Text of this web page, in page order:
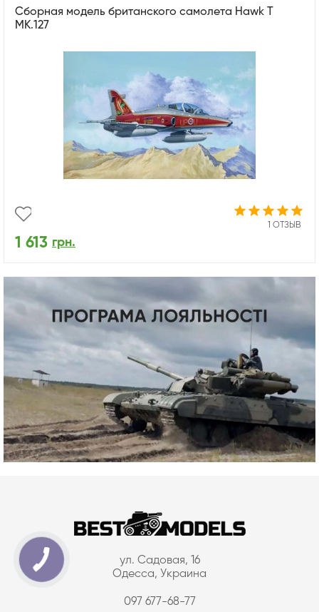
Сборная модель британского самолета Hawk T
MK.127
1 ОТЗЫВ
1 613 грн.
ул. Садовая, 16
Одесса, Украина
097 677-68-77